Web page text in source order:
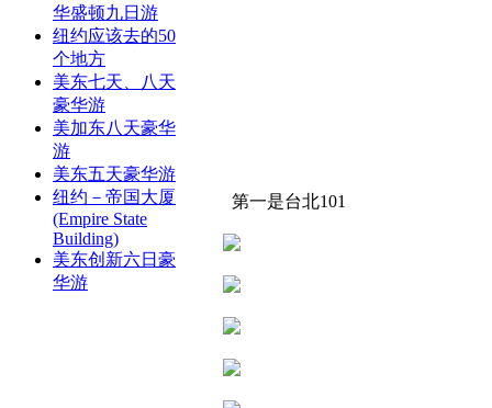
华盛顿九日游
纽约应该去的50
个地方
美东七天、八天
豪华游
美加东八天豪华
游
美东五天豪华游
纽约－帝国大厦
(Empire State
Building)
美东创新六日豪
华游
第一是台北101